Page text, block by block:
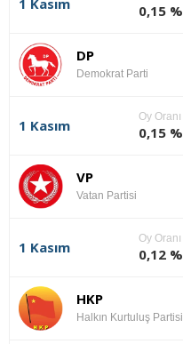
1 Kasım 0,15 %
DP
Demokrat Parti
1 Kasım
Oy Oranı
0,15 %
VP
Vatan Partisi
1 Kasım
Oy Oranı
0,12 %
HKP
Halkın Kurtuluş Partisi